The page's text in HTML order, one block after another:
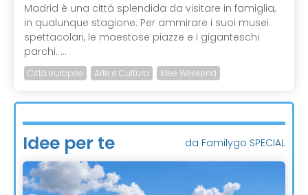
Madrid è una città splendida da visitare in famiglia,
in qualunque stagione. Per ammirare i suoi musei
spettacolari, le maestose piazze e i giganteschi
parchi. ...
Città europee Arte e Cultura Idee Weekend
Idee per te da Familygo SPECIAL